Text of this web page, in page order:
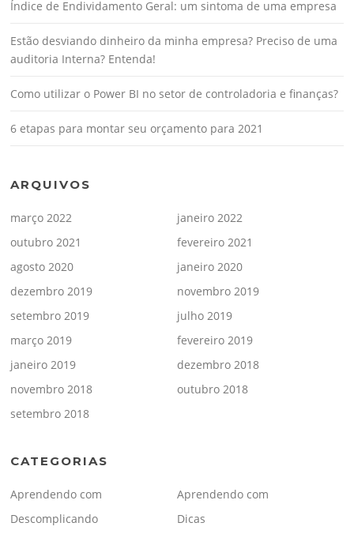
Índice de Endividamento Geral: um sintoma de uma empresa
Estão desviando dinheiro da minha empresa? Preciso de uma
auditoria Interna? Entenda!
Como utilizar o Power BI no setor de controladoria e finanças?
6 etapas para montar seu orçamento para 2021
ARQUIVOS
março 2022
janeiro 2022
outubro 2021
fevereiro 2021
agosto 2020
janeiro 2020
dezembro 2019
novembro 2019
setembro 2019
julho 2019
março 2019
fevereiro 2019
janeiro 2019
dezembro 2018
novembro 2018
outubro 2018
setembro 2018
CATEGORIAS
Aprendendo com
Aprendendo com
Descomplicando
Dicas